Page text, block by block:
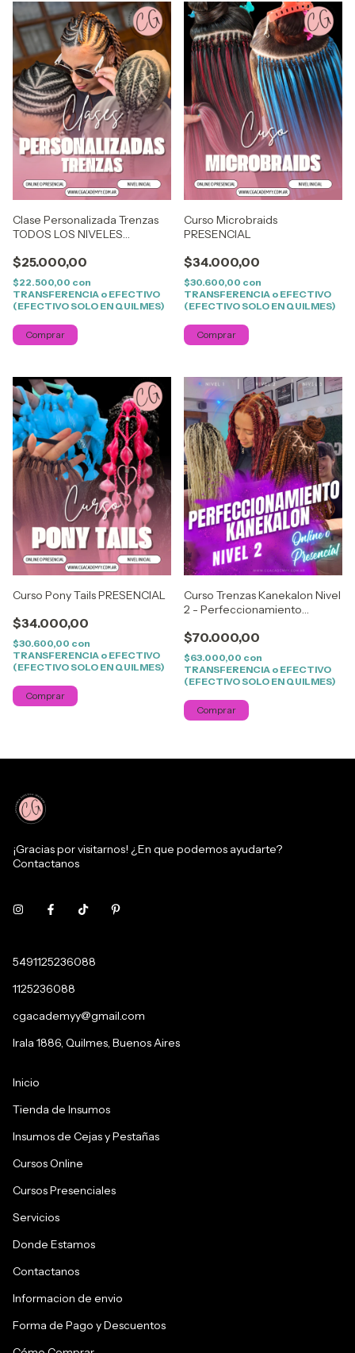
Clase Personalizada Trenzas
TODOS LOS NIVELES
$25.000,00
$22.500,00 con
TRANSFERENCIA o EFECTIVO
(EFECTIVO SOLO EN QUILMES)
Comprar
Curso Microbraids
PRESENCIAL
$34.000,00
$30.600,00 con
TRANSFERENCIA o EFECTIVO
(EFECTIVO SOLO EN QUILMES)
Comprar
Curso Pony Tails PRESENCIAL
$34.000,00
$30.600,00 con
TRANSFERENCIA o EFECTIVO
(EFECTIVO SOLO EN QUILMES)
Comprar
Curso Trenzas Kanekalon Nivel
2 - Perfeccionamiento
$70.000,00
$63.000,00 con
TRANSFERENCIA o EFECTIVO
(EFECTIVO SOLO EN QUILMES)
Comprar
¡Gracias por visitarnos! ¿En que podemos ayudarte?
Contactanos
5491125236088
1125236088
cgacademyy@gmail.com
Irala 1886, Quilmes, Buenos Aires
Inicio
Tienda de Insumos
Insumos de Cejas y Pestañas
Cursos Online
Cursos Presenciales
Servicios
Donde Estamos
Contactanos
Informacion de envio
Forma de Pago y Descuentos